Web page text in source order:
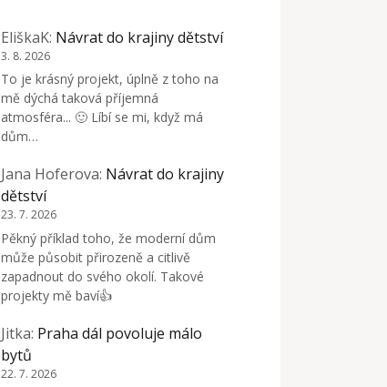
EliškaK: Návrat do krajiny dětství
3. 8. 2026
To je krásný projekt, úplně z toho na
mě dýchá taková příjemná
atmosféra... 🙂 Líbí se mi, když má
dům…
Jana Hoferova: Návrat do krajiny
dětství
23. 7. 2026
Pěkný příklad toho, že moderní dům
může působit přirozeně a citlivě
zapadnout do svého okolí. Takové
projekty mě baví👍
Jitka: Praha dál povoluje málo
bytů
22. 7. 2026